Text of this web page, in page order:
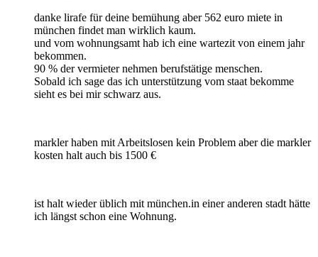
danke lirafe für deine bemühung aber 562 euro miete in
münchen findet man wirklich kaum.
und vom wohnungsamt hab ich eine wartezit von einem jahr
bekommen.
90 % der vermieter nehmen berufstätige menschen.
Sobald ich sage das ich unterstützung vom staat bekomme
sieht es bei mir schwarz aus.
markler haben mit Arbeitslosen kein Problem aber die markler
kosten halt auch bis 1500 €
ist halt wieder üblich mit münchen.in einer anderen stadt hätte
ich längst schon eine Wohnung.